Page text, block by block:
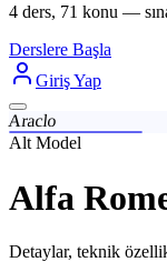
4 ders, 71 konu —
Derslere Başla
Giriş Yap
Araclo
Alt Model
Alfa
Detaylar, teknik